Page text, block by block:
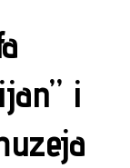
i